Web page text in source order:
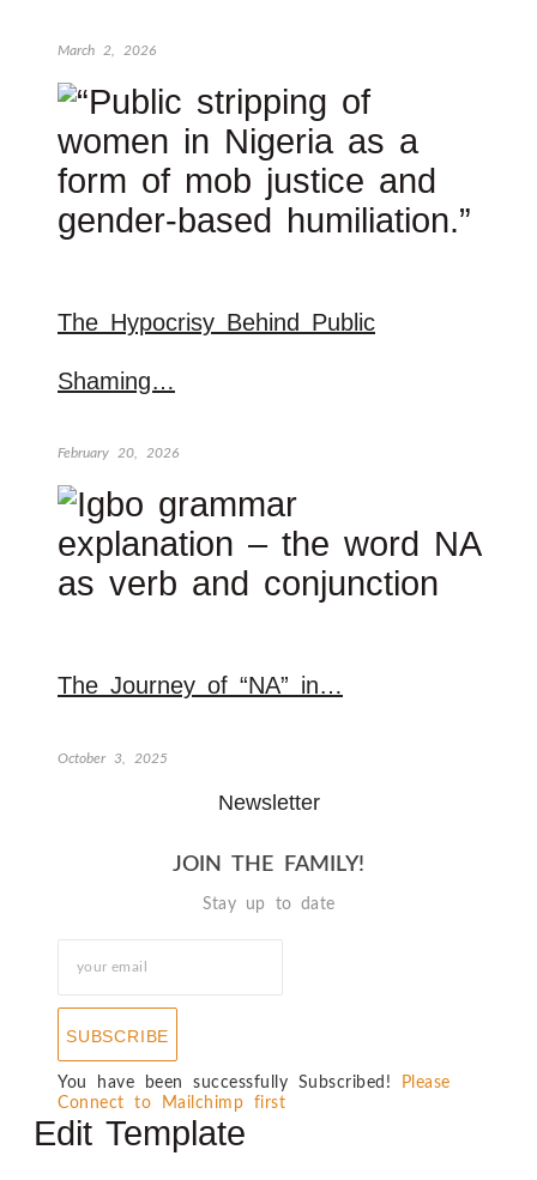
March 2, 2026
The Hypocrisy Behind Public
Shaming…
February 20, 2026
The Journey of “NA” in…
October 3, 2025
Newsletter
JOIN THE FAMILY!
Stay up to date
SUBSCRIBE
You have been successfully Subscribed!
Please
Connect to Mailchimp first
Edit Template